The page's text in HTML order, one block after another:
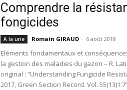
Comprendre la
fongicides
A la une Romain GIRAUD - 6 août 2018
Eléments fondamentaux et
la gestion des maladies du gazon – R.
original : “Understanding Fungicide
2017, Green Section Record. Vol.